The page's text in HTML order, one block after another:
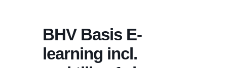
BHV Basis E-
learning incl.